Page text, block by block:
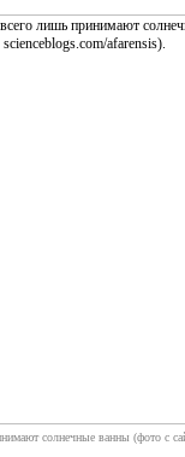
солнечные ванны (фото с